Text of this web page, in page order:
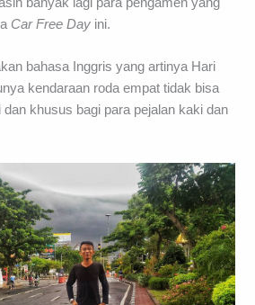
Car Free Day ini.
bahasa Inggris yang artinya Hari
kendaraan roda empat tidak bisa
dan khusus bagi para pejalan kaki dan